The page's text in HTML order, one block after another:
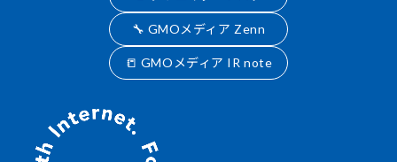
🔧 GMOメディア Zenn
📒 GMOメディア IR note